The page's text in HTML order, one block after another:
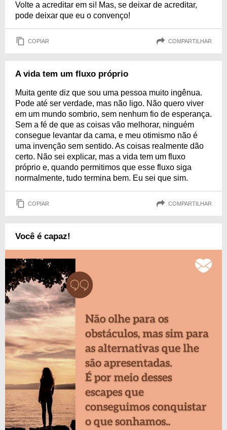
Volte a acreditar em si! Mas, se deixar de acreditar,
pode deixar que eu o convenço!
COPIAR COMPARTILHAR
A vida tem um fluxo próprio
Muita gente diz que sou uma pessoa muito ingênua.
Pode até ser verdade, mas não ligo. Não quero viver
em um mundo sombrio, sem nenhum fio de esperança.
Sem a fé de que as coisas vão melhorar, ninguém
consegue levantar da cama, e meu otimismo não é
uma invenção sem sentido. As coisas realmente dão
certo. Não sei explicar, mas a vida tem um fluxo
próprio e, quando permitimos que esse fluxo siga
normalmente, tudo termina bem. Eu sei que sim.
COPIAR COMPARTILHAR
Você é capaz!